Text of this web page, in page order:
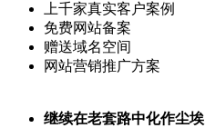
上千家真实客户案例
免费网站备案
赠送域名空间
网站营销推广方案
继续在老套路中化作尘埃